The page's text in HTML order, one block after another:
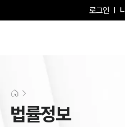
로그인
법률정보